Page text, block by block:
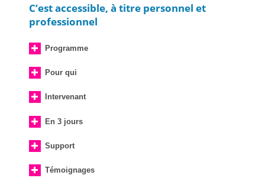
C’est accessible, à titre personnel et
professionnel
Programme
Pour qui
Intervenant
En 3 jours
Support
Témoignages